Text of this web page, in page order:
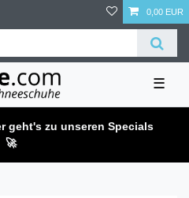
0,00 EUR
☰
geht's zu unseren Specials
🚀